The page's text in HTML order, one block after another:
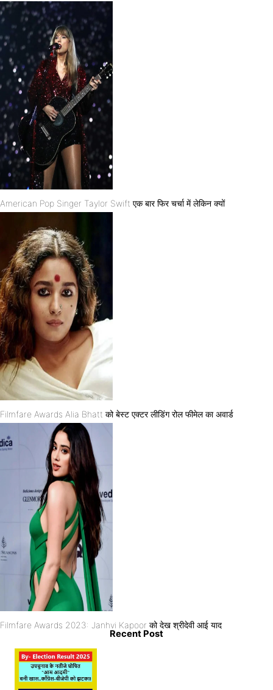
American Pop Singer Taylor Swift एक बार फिर चर्चा में लेकिन क्यों
Filmfare Awards Alia Bhatt को बेस्ट एक्टर लीडिंग रोल फीमेल का अवार्ड
Filmfare Awards 2023: Janhvi Kapoor को देख श्रीदेवी आई याद
Recent Post